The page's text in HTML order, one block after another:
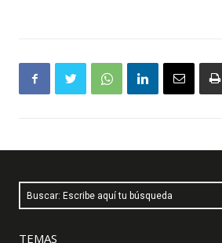
Buscar: Escribe aquí tu búsqueda
TEMAS